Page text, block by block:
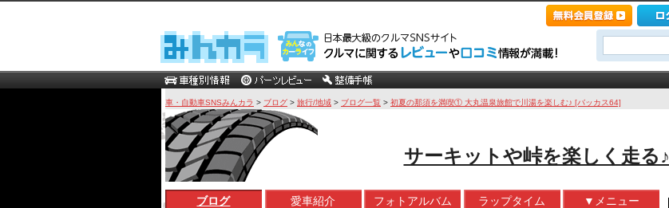
車・自動車SNSみんカラ > ブログ > 旅行/地域 > ブログ一覧 > 初夏の那須を満喫① 大丸温泉旅館で川湯を楽しむ♪ [バッカス64]
サーキットや峠を楽しく走る♪
ブログ 愛車紹介 フォトアルバム ラップタイム ▼メニュー